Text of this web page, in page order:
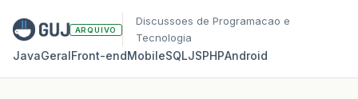
ARQUIVO
Discussoes de Programacao e
Tecnologia
JavaGeralFront‑endMobileSQLJSPHPAndroid